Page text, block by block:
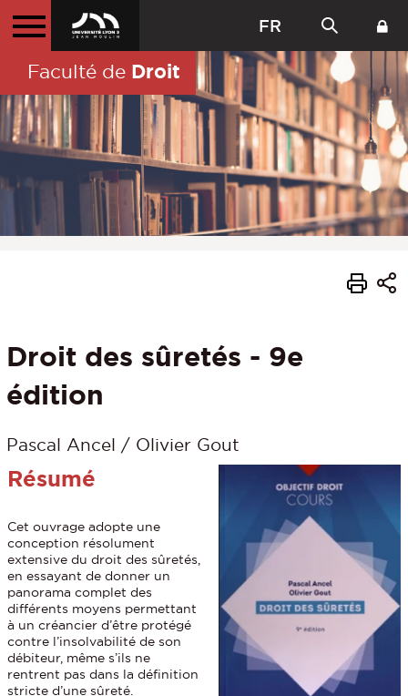
FR
Faculté de Droit
Droit des sûretés - 9e
édition
Pascal Ancel / Olivier Gout
Résumé
Cet ouvrage adopte une
conception résolument
extensive du droit des sûretés,
en essayant de donner un
panorama complet des
différents moyens permettant
à un créancier d’être protégé
contre l’insolvabilité de son
débiteur, même s’ils ne
rentrent pas dans la définition
stricte d’une sûreté.